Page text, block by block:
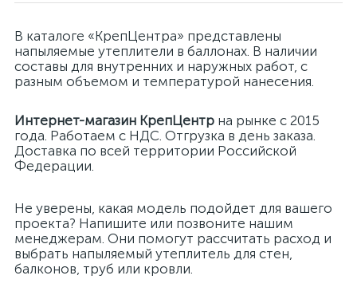
В каталоге «КрепЦентра» представлены
напыляемые утеплители в баллонах. В наличии
составы для внутренних и наружных работ, с
разным объемом и температурой нанесения.
Интернет-магазин КрепЦентр на рынке с 2015
года. Работаем с НДС. Отгрузка в день заказа.
Доставка по всей территории Российской
Федерации.
Не уверены, какая модель подойдет для вашего
проекта? Напишите или позвоните нашим
менеджерам. Они помогут рассчитать расход и
выбрать напыляемый утеплитель для стен,
балконов, труб или кровли.